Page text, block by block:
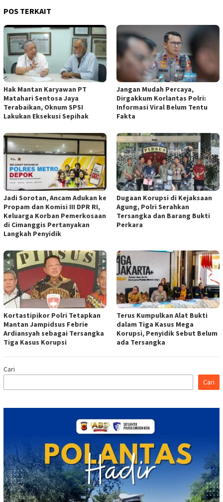
POS TERKAIT
Hak Mantan Karyawan PT
Matahari Sentosa Jaya
Terabaikan, Oknum SPSI
Lakukan Eksekusi Sepihak
Jangan Mudah Percaya,
Dirgakkum Korlantas Polri:
Informasi Viral Belum Tentu
Fakta
Jadi Sorotan, Ancam Adukan ke
Propam dan Komisi III DPR RI,
Keluarga Korban Pemerkosaan
di Cimanggis Pertanyakan
Langkah Penyidik
Dugaan Korupsi di Kejaksaan
Agung, Polri Serahkan
Tersangka dan Barang Bukti
Perkara
Kortastipikor Polri Tetapkan
Mantan Jampidsus Febrie
Ardiansyah sebagai Tersangka
Tiga Kasus Korupsi
Terus Kumpulkan Alat Bukti
dalam Tiga Kasus Mega
Korupsi, Penyidik Sebut Belum
ada Tersangka
Cari
Cari